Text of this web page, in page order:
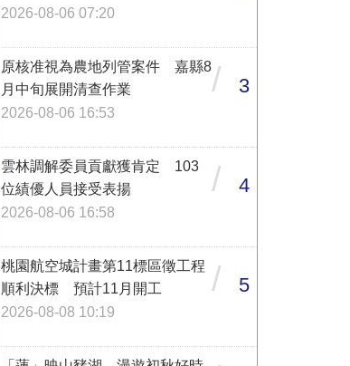
2026-08-06 07:20
原核准視為農地列管案件 嘉縣8
月中旬展開清查作業
2026-08-06 16:53
/ 3
雲林調解委員貢獻獲肯定 103
位績優人員接受表揚
2026-08-06 16:58
/ 4
桃園航空城計畫第11標區徵工程
順利決標 預計11月開工
2026-08-08 10:19
/ 5